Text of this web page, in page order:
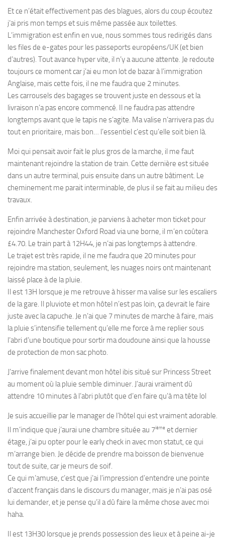
Et ce n’était effectivement pas des blagues, alors du coup écoutez
j’ai pris mon temps et suis même passée aux toilettes.
L’immigration est enfin en vue, nous sommes tous redirigés dans
les files de e-gates pour les passeports européens/UK (et bien
d’autres). Tout avance hyper vite, il n’y a aucune attente. Je redoute
toujours ce moment car j’ai eu mon lot de bazar à l’immigration
Anglaise, mais cette fois, il ne me faudra que 2 minutes.
Les carrousels des bagages se trouvent juste en dessous et la
livraison n’a pas encore commencé. Il ne faudra pas attendre
longtemps avant que le tapis ne s’agite. Ma valise n’arrivera pas du
tout en prioritaire, mais bon… l’essentiel c’est qu’elle soit bien là.
Moi qui pensait avoir fait le plus gros de la marche, il me faut
maintenant rejoindre la station de train. Cette dernière est située
dans un autre terminal, puis ensuite dans un autre bâtiment. Le
cheminement me parait interminable, de plus il se fait au milieu des
travaux.
Enfin arrivée à destination, je parviens à acheter mon ticket pour
rejoindre Manchester Oxford Road via une borne, il m’en coûtera
£4.70. Le train part à 12H44, je n’ai pas longtemps à attendre.
Le trajet est très rapide, il ne me faudra que 20 minutes pour
rejoindre ma station, seulement, les nuages noirs ont maintenant
laissé place à de la pluie.
Il est 13H lorsque je me retrouve à hisser ma valise sur les escaliers
de la gare. Il pluviote et mon hôtel n’est pas loin, ça devrait le faire
juste avec la capuche. Je n’ai que 7 minutes de marche à faire, mais
la pluie s’intensifie tellement qu’elle me force à me replier sous
l’abri d’une boutique pour sortir ma doudoune ainsi que la housse
de protection de mon sac photo.
J’arrive finalement devant mon hôtel ibis situé sur Princess Street
au moment où la pluie semble diminuer. J’aurai vraiment dû
attendre 10 minutes à l’abri plutôt que d’en faire qu’à ma tête lol
Je suis accueillie par le manager de l’hôtel qui est vraiment adorable.
Il m’indique que j’aurai une chambre située au 7ième et dernier
étage, j’ai pu opter pour le early check in avec mon statut, ce qui
m’arrange bien. Je décide de prendre ma boisson de bienvenue
tout de suite, car je meurs de soif.
Ce qui m’amuse, c’est que j’ai l’impression d’entendre une pointe
d’accent français dans le discours du manager, mais je n’ai pas osé
lui demander, et je pense qu’il a dû faire la même chose avec moi
haha.
Il est 13H30 lorsque je prends possession des lieux et à peine ai-je